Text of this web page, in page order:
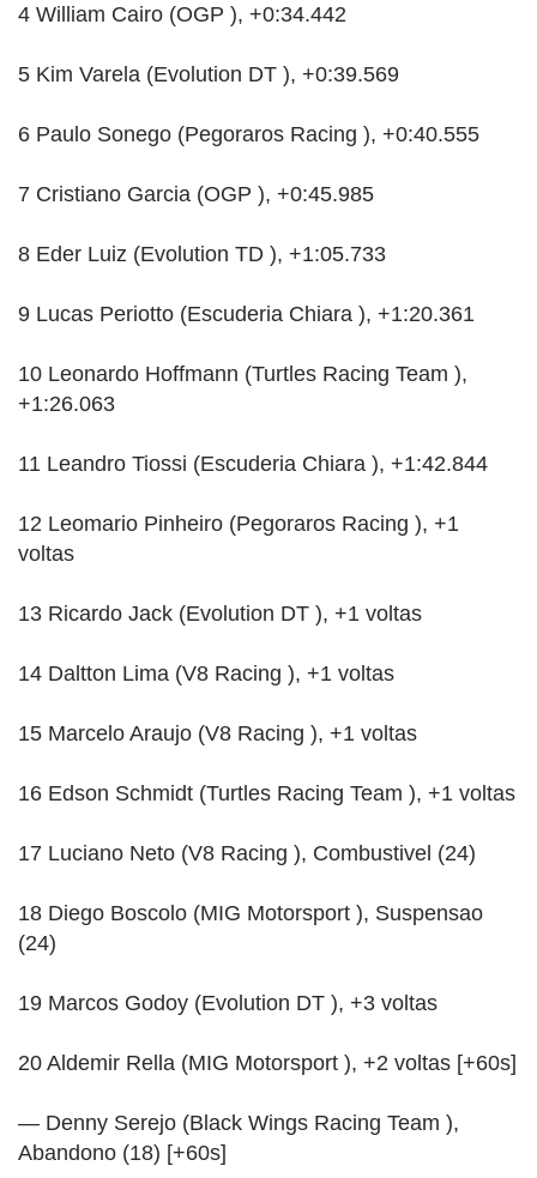
4 William Cairo (OGP ), +0:34.442
5 Kim Varela (Evolution DT ), +0:39.569
6 Paulo Sonego (Pegoraros Racing ), +0:40.555
7 Cristiano Garcia (OGP ), +0:45.985
8 Eder Luiz (Evolution TD ), +1:05.733
9 Lucas Periotto (Escuderia Chiara ), +1:20.361
10 Leonardo Hoffmann (Turtles Racing Team ),
+1:26.063
11 Leandro Tiossi (Escuderia Chiara ), +1:42.844
12 Leomario Pinheiro (Pegoraros Racing ), +1
voltas
13 Ricardo Jack (Evolution DT ), +1 voltas
14 Daltton Lima (V8 Racing ), +1 voltas
15 Marcelo Araujo (V8 Racing ), +1 voltas
16 Edson Schmidt (Turtles Racing Team ), +1 voltas
17 Luciano Neto (V8 Racing ), Combustivel (24)
18 Diego Boscolo (MIG Motorsport ), Suspensao
(24)
19 Marcos Godoy (Evolution DT ), +3 voltas
20 Aldemir Rella (MIG Motorsport ), +2 voltas [+60s]
— Denny Serejo (Black Wings Racing Team ),
Abandono (18) [+60s]